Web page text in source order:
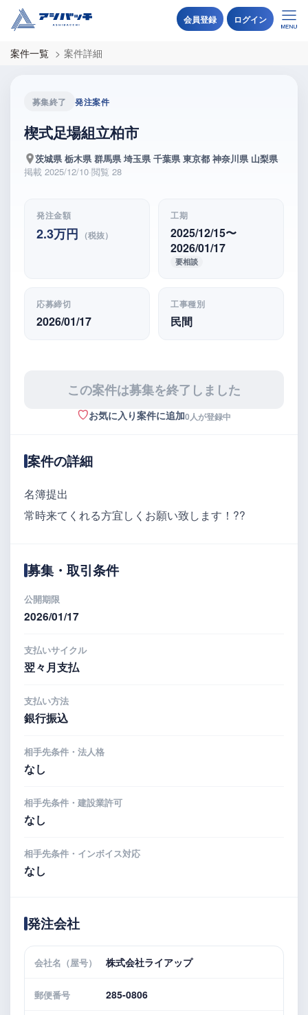
会員登録 ログイン
案件一覧 案件詳細
募集終了 発注案件
楔式足場組立柏市
茨城県 栃木県 群馬県 埼玉県 千葉県 東京都 神奈川県 山梨県·
掲載 2025/12/10·閲覧 28
発注金額
2.3万円 （税抜）
工期
2025/12/15〜
2026/01/17
要相談
応募締切
2026/01/17
工事種別
民間
この案件は募集を終了しました
お気に入り案件に追加0人が登録中
案件の詳細
名簿提出
常時来てくれる方宜しくお願い致します！??
募集・取引条件
公開期限
2026/01/17
支払いサイクル
翌々月支払
支払い方法
銀行振込
相手先条件・法人格
なし
相手先条件・建設業許可
なし
相手先条件・インボイス対応
なし
発注会社
会社名（屋号） 株式会社ライアップ
郵便番号 285-0806